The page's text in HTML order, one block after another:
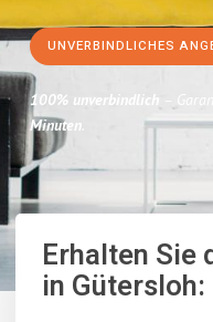
UNVERBINDLICHES
100% unverbindlich –
Minuten.
Erhalten Sie
in Gütersloh: